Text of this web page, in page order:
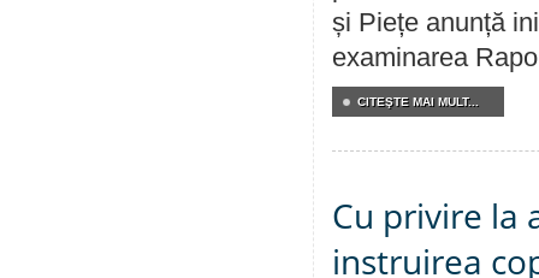
și Piețe anunță
examinarea
CITEŞTE MAI MULT...
Cu privire la
instruirea